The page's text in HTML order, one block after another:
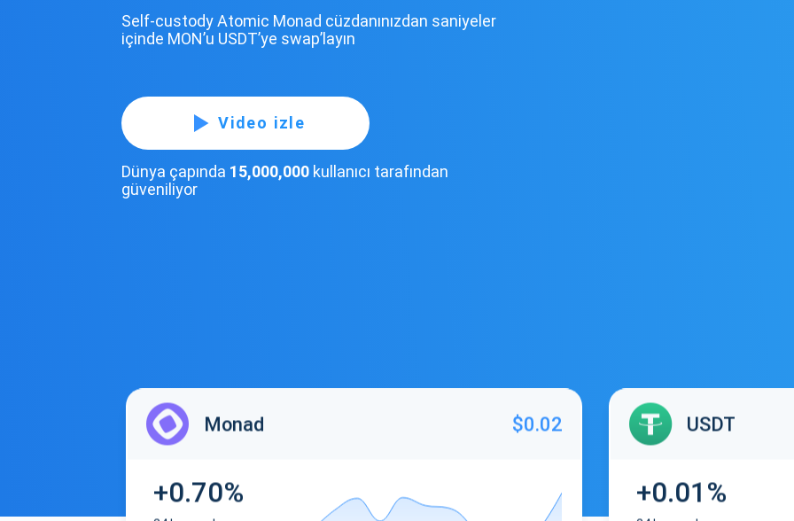
Self-custody Atomic Monad cüzdanınızdan saniyeler
içinde MON’u USDT’ye swap’layın
Video izle
Dünya çapında 15,000,000 kullanıcı tarafından
güveniliyor
Monad $0.02
+0.70%
USDT
+0.01%